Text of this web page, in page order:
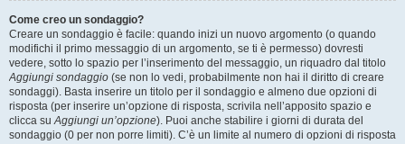
Come creo un sondaggio?
Creare un sondaggio è facile: quando inizi un nuovo argomento (o quando
modifichi il primo messaggio di un argomento, se ti è permesso) dovresti
vedere, sotto lo spazio per l’inserimento del messaggio, un riquadro dal titolo
Aggiungi sondaggio (se non lo vedi, probabilmente non hai il diritto di creare
sondaggi). Basta inserire un titolo per il sondaggio e almeno due opzioni di
risposta (per inserire un’opzione di risposta, scrivila nell’apposito spazio e
clicca suAggiungi un’opzione). Puoi anche stabilire i giorni di durata del
sondaggio (0 per non porre limiti). C’è un limite al numero di opzioni di risposta